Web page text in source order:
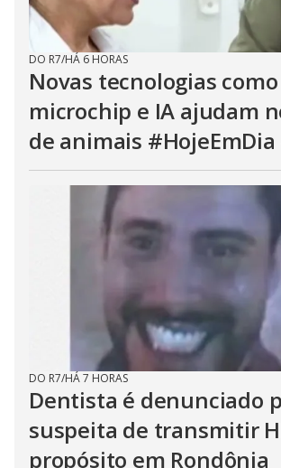
DO R7/HÁ 6 HORAS
Novas tecnologias como
microchip e IA ajudam
de animais
DO R7/HÁ 7 HORAS
Dentista é denunciado
suspeita de transmitir
propósito em Rondônia